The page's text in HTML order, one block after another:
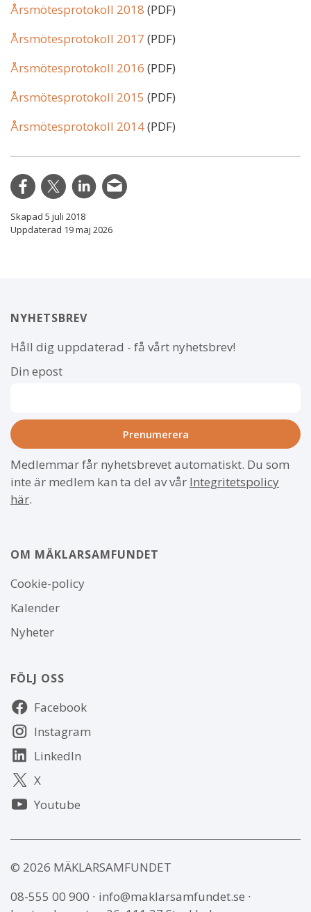
Årsmötesprotokoll 2018 (PDF)
Årsmötesprotokoll 2017 (PDF)
Årsmötesprotokoll 2016 (PDF)
Årsmötesprotokoll 2015 (PDF)
Årsmötesprotokoll 2014(PDF)
Skapad 5 juli 2018
Uppdaterad 19 maj 2026
NYHETSBREV
Håll dig uppdaterad - få vårt nyhetsbrev!
Din epost
Medlemmar får nyhetsbrevet automatiskt. Du som
inte är medlem kan ta del av vår Integritetspolicy
här.
OM MÄKLARSAMFUNDET
Om
webbplatsen
Cookie-policy
Kalender
Nyheter
FÖLJ OSS
Följ
oss Facebook
Instagram
LinkedIn
X
Youtube
© 2026 MÄKLARSAMFUNDET
08-555 00 900 ∙ info@maklarsamfundet.se ∙